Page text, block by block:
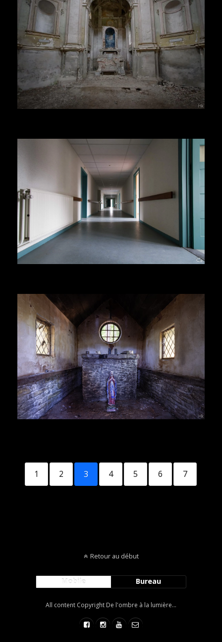
Herr Kolonel
Voir la suite
Herr Kolonel
Voir la suite
Herr Kolonel
Voir la suite
1 2 3 4 5 6 7
Retour au début
Mobile Bureau
All content Copyright De l'ombre à la lumière...